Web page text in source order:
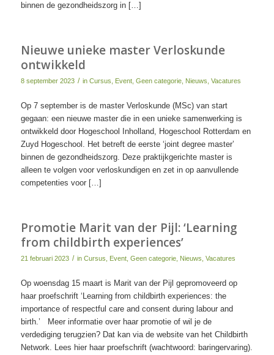
binnen de gezondheidszorg in […]
Nieuwe unieke master Verloskunde
ontwikkeld
8 september 2023 / in Cursus Event, Geen categorie, Nieuws Vacatures
Op 7 september is de master Verloskunde (MSc) van start
gegaan: een nieuwe master die in een unieke samenwerking is
ontwikkeld door Hogeschool Inholland, Hogeschool Rotterdam en
Zuyd Hogeschool. Het betreft de eerste ‘joint degree master’
binnen de gezondheidszorg. Deze praktijkgerichte master is
alleen te volgen voor verloskundigen en zet in op aanvullende
competenties voor […]
Promotie Marit van der Pijl: ‘Learning
from childbirth experiences’
21 februari 2023 / in Cursus Event, Geen categorie, Nieuws Vacatures
Op woensdag 15 maart is Marit van der Pijl gepromoveerd op
haar proefschrift ‘Learning from childbirth experiences: the
importance of respectful care and consent during labour and
birth.’ Meer informatie over haar promotie of wil je de
verdediging terugzien? Dat kan via de website van het Childbirth
Network. Lees hier haar proefschrift (wachtwoord: baringervaring).